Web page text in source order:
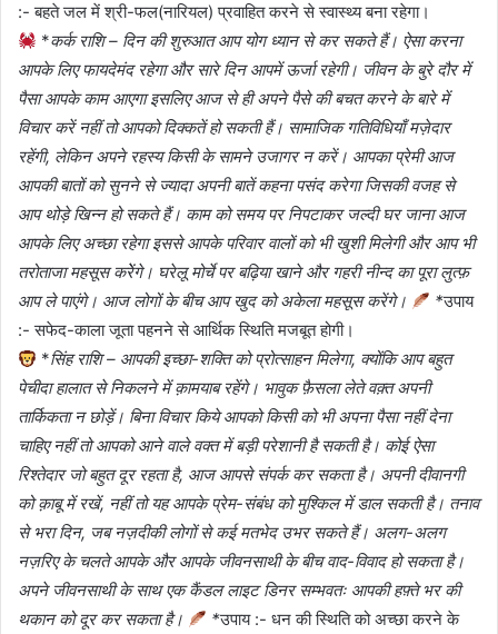
:- बहते जल में श्री-फल(नारियल) प्रवाहित करने से स्वास्थ्य बना रहेगा।
*कर्क राशि – दिन की शुरुआत आप योग ध्यान से कर सकते हैं। ऐसा करना
आपके लिए फायदेमंद रहेगा और सारे दिन आपमें ऊर्जा रहेगी। जीवन के बुरे दौर में
पैसा आपके काम आएगा इसलिए आज से ही अपने पैसे की बचत करने के बारे में
विचार करें नहीं तो आपको दिक्कतें हो सकती हैं। सामाजिक गतिविधियाँ मज़ेदार
रहेंगी, लेकिन अपने रहस्य किसी के सामने उजागर न करें। आपका प्रेमी आज
आपकी बातों को सुनने से ज्यादा अपनी बातें कहना पसंद करेगा जिसकी वजह से
आप थोड़े खिन्न हो सकते हैं। काम को समय पर निपटाकर जल्दी घर जाना आज
आपके लिए अच्छा रहेगा इससे आपके परिवार वालों को भी खुशी मिलेगी और आप भी
तरोताजा महसूस करेेंगे। घरेलू मोर्चे पर बढ़िया खाने और गहरी नीन्द का पूरा लुत्फ़
आप ले पाएंगे। आज लोगों के बीच आप खुद को अकेला महसूस करेंगे।
*उपाय
:- सफेद-काला जूता पहनने से आर्थिक स्थिति मजबूत होगी।
*सिंह राशि – आपकी इच्छा-शक्ति को प्रोत्साहन मिलेगा, क्योंकि आप बहुत
पेचीदा हालात से निकलने में क़ामयाब रहेंगे। भावुक फ़ैसला लेते वक़्त अपनी
तार्किकता न छोड़ें। बिना विचार किये आपको किसी को भी अपना पैसा नहीं देना
चाहिए नहीं तो आपको आने वाले वक्त में बड़ी परेशानी है सकती है। कोई ऐसा
रिश्तेदार जो बहुत दूर रहता है, आज आपसे संपर्क कर सकता है। अपनी दीवानगी
को क़ाबू में रखें, नहीं तो यह आपके प्रेम-संबंध को मुश्किल में डाल सकती है। तनाव
से भरा दिन, जब नज़दीकी लोगों से कई मतभेद उभर सकते हैं। अलग-अलग
नज़रिए के चलते आपके और आपके जीवनसाथी के बीच वाद-विवाद हो सकता है।
अपने जीवनसाथी के साथ एक कैंडल लाइट डिनर सम्भवतः आपकी हफ़्ते भर की
थकान को दूर कर सकता है।
*उपाय :- धन की स्थिति को अच्छा करने के